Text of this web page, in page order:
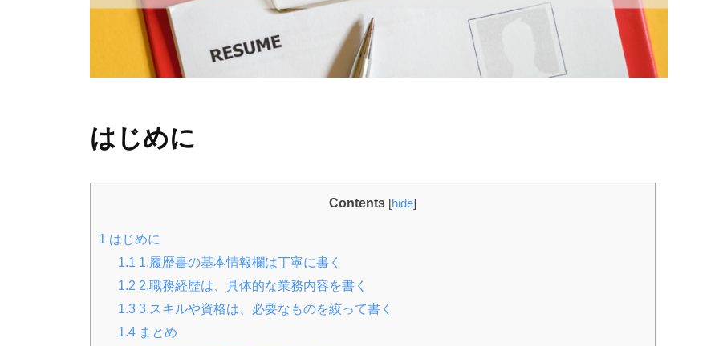
はじめに
Contents [hide]
1 はじめに
1.1 1.履歴書の基本情報欄は丁寧に書く
1.2 2.職務経歴は、具体的な業務内容を書く
1.3 3.スキルや資格は、必要なものを絞って書く
1.4 まとめ